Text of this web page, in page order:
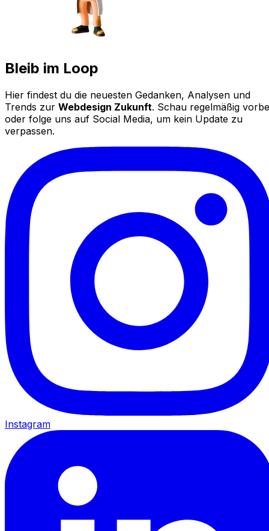
Bleib im Loop
Hier findest du die neuesten Gedanken, Analysen und
Trends zur Webdesign Zukunft. Schau regelmäßig
oder folge uns auf Social Media, um kein Update zu
verpassen.
Instagram